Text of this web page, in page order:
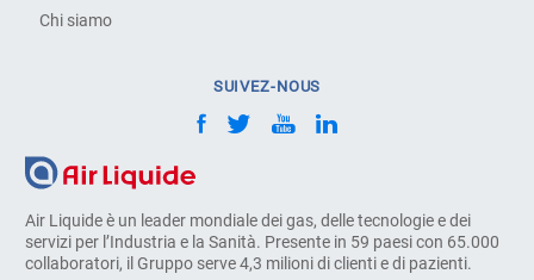
Air Liquide è un leader mondiale dei gas, delle tecnologie e dei
servizi per l’Industria e la Sanità. Presente in 59 paesi con 65.000
collaboratori, il Gruppo serve 4,3 milioni di clienti e di pazienti.
Chi siamo
SUIVEZ-NOUS